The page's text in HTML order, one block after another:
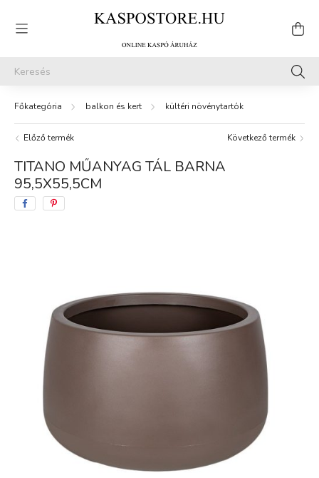
balkon és kert kültéri növénytartók
Előző termék Következő termék
TITANO MŰANYAG TÁL BARNA
95,5X55,5CM